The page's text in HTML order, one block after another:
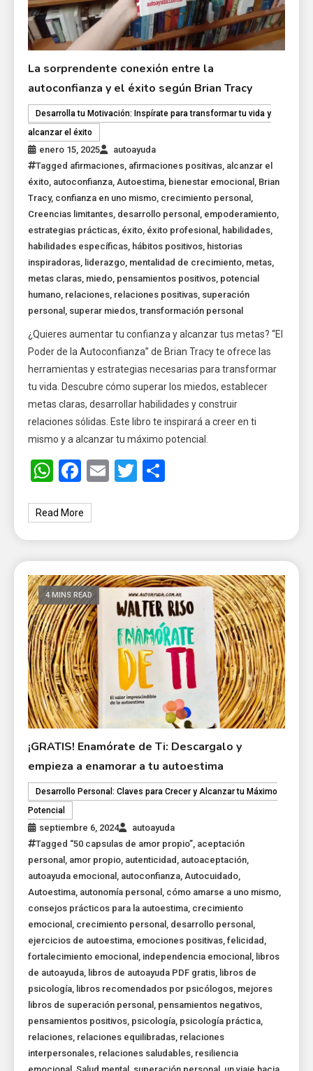
La sorprendente conexión entre la
autoconfianza y el éxito según Brian Tracy
Desarrolla tu Motivación: Inspírate para transformar tu vida y
alcanzar el éxito
enero 15, 2025
autoayuda
Tagged afirmaciones, afirmaciones positivas, alcanzar el
éxito, autoconfianza,Autoestima, bienestar emocional , Brian
Tracy, confianza en uno mismo, crecimiento personal ,
Creencias limitantes, desarrollo personal , empoderamiento,
estrategias prácticas, éxito, éxito profesional , habilidades,
habilidades específicas, hábitos positivos, historias
inspiradoras, liderazgo, mentalidad de crecimiento, metas,
metas claras, miedo, pensamientos positivos, potencial
humano, relaciones, relaciones positivas, superación
personal , superar miedos,transformación personal
¿Quieres aumentar tu confianza y alcanzar tus metas? “El
Poder de la Autoconfianza” de Brian Tracy te ofrece las
herramientas y estrategias necesarias para transformar
tu vida. Descubre cómo superar los miedos, establecer
metas claras, desarrollar habilidades y construir
relaciones sólidas. Este libro te inspirará a creer en ti
mismo y a alcanzar tu máximo potencial.
WhatsApp
Facebook
EmailTwitter
Read More
4 MINS READ
¡GRATIS! Enamórate de Ti: Descargalo y
empieza a enamorar a tu autoestima
Desarrollo Personal: Claves para Crecer y Alcanzar tu Máximo
Potencial
septiembre 6, 2024
autoayuda
Tagged “50 capsulas de amor propio”, aceptación
personal , amor propio, autenticidad , autoaceptación,
autoayuda emocional , autoconfianza,Autocuidado,
Autoestima, autonomía personal , cómo amarse a uno mismo,
consejos prácticos para la autoestima, crecimiento
emocional , crecimiento personal , desarrollo personal ,
ejercicios de autoestima, emociones positivas,felicidad ,
fortalecimiento emocional , independencia emocional , libros
de autoayuda, libros de autoayuda PDF gratis, libros de
psicología, libros recomendados por psicólogos, mejores
libros de superación personal , pensamientos negativos,
pensamientos positivos, psicología, psicología práctica,
relaciones, relaciones equilibradas, relaciones
interpersonales, relaciones saludables, resiliencia